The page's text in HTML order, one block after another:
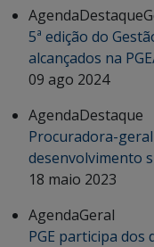
AgendaDestaque
5ª edição do
alcançados na
09 ago 2024
AgendaDestaque
Procuradora-
desenvolvimento
18 maio 2023
AgendaGeral
PGE participa